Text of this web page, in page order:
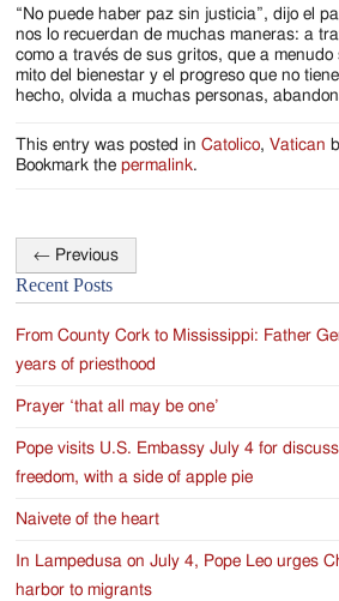
“No puede haber paz sin justicia”, dijo el
nos lo recuerdan de muchas maneras: a
como a través de sus gritos, que a menudo
mito del bienestar y el progreso que no
hecho, olvida a muchas personas,
This entry was posted inCatolico,Vatican
Bookmark thepermalink.
Post
navigation
← Previous
Recent Posts
From County Cork to Mississippi: Father
years of priesthood
Prayer ‘that all may be one’
Pope visits U.S. Embassy July 4 for
freedom, with a side of apple pie
Naivete of the heart
In Lampedusa on July 4, Pope Leo urges
harbor to migrants